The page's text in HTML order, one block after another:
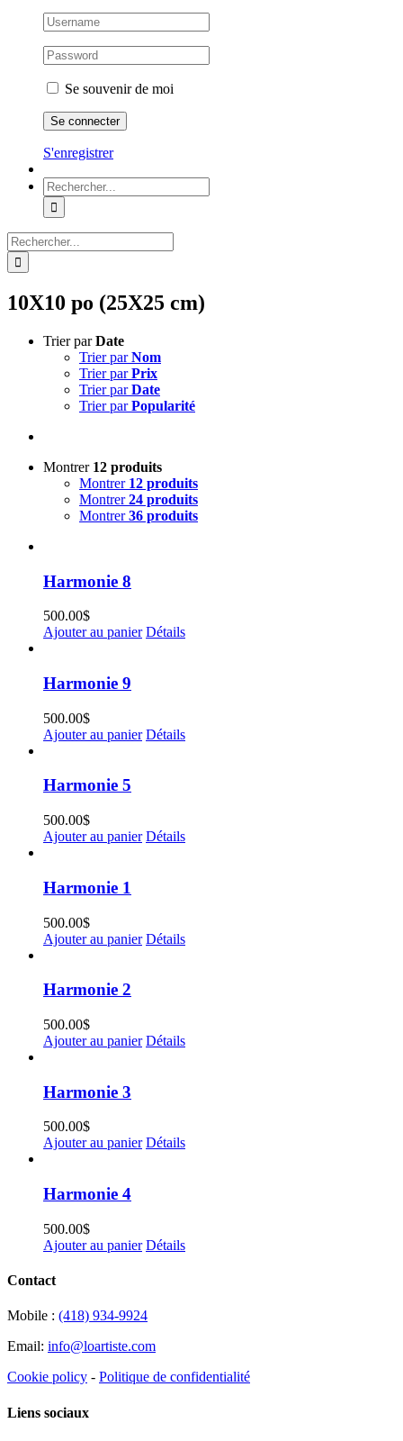
Se souvenir de moi
S'enregistrer
Rechercher:
Rechercher:
10X10 po (25X25 cm)
Trier parDate
Trier parNom
Trier parPrix
Trier parDate
Trier parPopularité
Montrer 12 produits
Montrer 12 produits
Montrer24 produits
Montrer36 produits
Harmonie 8
500.00$
Ajouter au panier Détails
Harmonie 9
500.00$
Ajouter au panier Détails
Harmonie 5
500.00$
Ajouter au panier Détails
Harmonie 1
500.00$
Ajouter au panier Détails
Harmonie 2
500.00$
Ajouter au panier Détails
Harmonie 3
500.00$
Ajouter au panier Détails
Harmonie 4
500.00$
Ajouter au panier Détails
Contact
Mobile : (418) 934-9924
Email: info@loartiste.com
Cookie policy - Politique de confidentialité
Liens sociaux